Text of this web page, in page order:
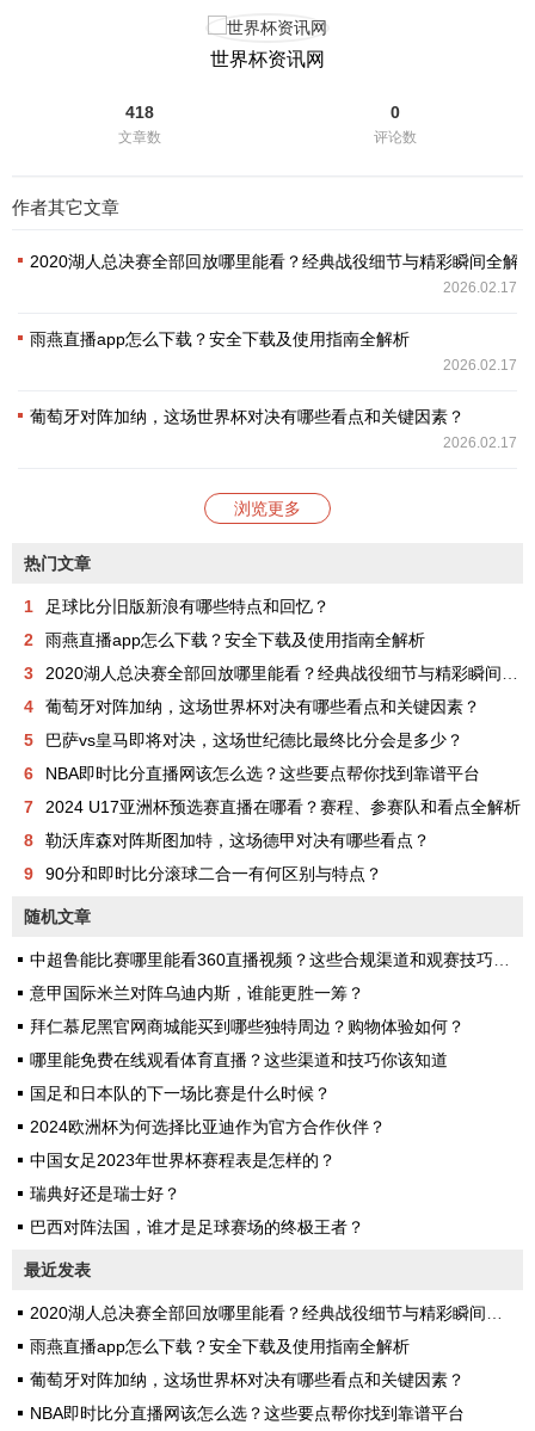
世界杯资讯网
418
文章数
0
评论数
作者其它文章
2020湖人总决赛全部回放哪里能看？经典战役细节与精彩瞬间全解析
2026.02.17
雨燕直播app怎么下载？安全下载及使用指南全解析
2026.02.17
葡萄牙对阵加纳，这场世界杯对决有哪些看点和关键因素？
2026.02.17
浏览更多
热门文章
1
足球比分旧版新浪有哪些特点和回忆？
2
雨燕直播app怎么下载？安全下载及使用指南全解析
3
2020湖人总决赛全部回放哪里能看？经典战役细节与精彩瞬间全解析
4
葡萄牙对阵加纳，这场世界杯对决有哪些看点和关键因素？
5
巴萨vs皇马即将对决，这场世纪德比最终比分会是多少？
6
NBA即时比分直播网该怎么选？这些要点帮你找到靠谱平台
7
2024 U17亚洲杯预选赛直播在哪看？赛程、参赛队和看点全解析
8
勒沃库森对阵斯图加特，这场德甲对决有哪些看点？
9
90分和即时比分滚球二合一有何区别与特点？
随机文章
中超鲁能比赛哪里能看360直播视频？这些合规渠道和观赛技巧更靠谱
意甲国际米兰对阵乌迪内斯，谁能更胜一筹？
拜仁慕尼黑官网商城能买到哪些独特周边？购物体验如何？
哪里能免费在线观看体育直播？这些渠道和技巧你该知道
国足和日本队的下一场比赛是什么时候？
2024欧洲杯为何选择比亚迪作为官方合作伙伴？
中国女足2023年世界杯赛程表是怎样的？
瑞典好还是瑞士好？
巴西对阵法国，谁才是足球赛场的终极王者？
最近发表
2020湖人总决赛全部回放哪里能看？经典战役细节与精彩瞬间全解析
雨燕直播app怎么下载？安全下载及使用指南全解析
葡萄牙对阵加纳，这场世界杯对决有哪些看点和关键因素？
NBA即时比分直播网该怎么选？这些要点帮你找到靠谱平台